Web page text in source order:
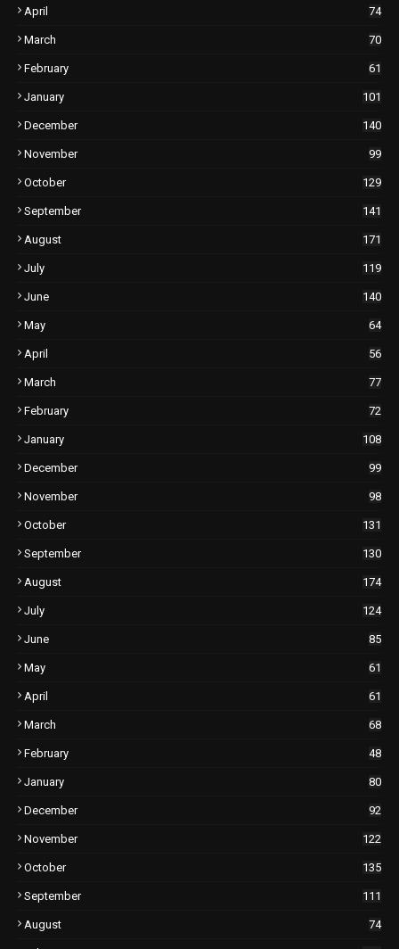
April 74
March 70
February 61
January 101
December 140
November 99
October 129
September 141
August 171
July 119
June 140
May 64
April 56
March 77
February 72
January 108
December 99
November 98
October 131
September 130
August 174
July 124
June 85
May 61
April 61
March 68
February 48
January 80
December 92
November 122
October 135
September 111
August 74